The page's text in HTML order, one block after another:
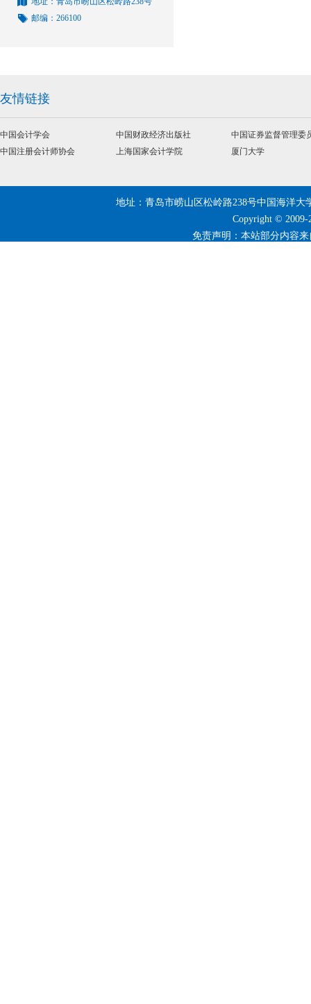
邮编：266100
友情链接
中国会计学会 中国财政经济出版社
中国证券监督管理委
中国注册会计师协会
上海国家会计学院 厦门大学
地址：青岛市崂山区松岭路238号中国海洋大
Copyright © 2009-
免责声明：本站部分内容